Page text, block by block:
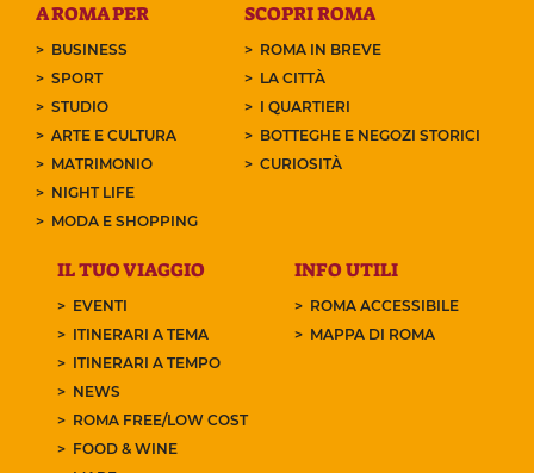
A ROMA PER
BUSINESS
SPORT
STUDIO
ARTE E CULTURA
MATRIMONIO
NIGHT LIFE
MODA E SHOPPING
SCOPRI ROMA
ROMA IN BREVE
LA CITTÀ
I QUARTIERI
BOTTEGHE E NEGOZI STORICI
CURIOSITÀ
IL TUO VIAGGIO
EVENTI
ITINERARI A TEMA
ITINERARI A TEMPO
NEWS
ROMA FREE/LOW COST
FOOD & WINE
INFO UTILI
ROMA ACCESSIBILE
MAPPA DI ROMA